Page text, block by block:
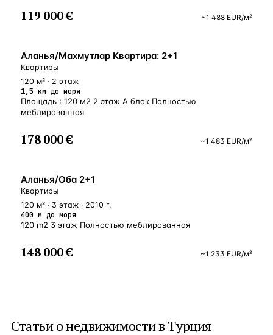
119 000 € ~1 488 EUR/м²
БЛИЗКО К МОРЮ
Аланья/Махмутлар Квартира: 2+1
Квартиры
120 м² · 2 этаж
1,5 км до моря
Площадь : 120 м2 2 этаж А блок Полностью
меблированная
178 000 € ~1 483 EUR/м²
У МОРЯ
Аланья/Оба 2+1
Квартиры
120 м² · 3 этаж · 2010 г.
400 м до моря
120 m2 3 этаж Полностью меблированная
148 000 € ~1 233 EUR/м²
Статьи онедвижимости в Турция